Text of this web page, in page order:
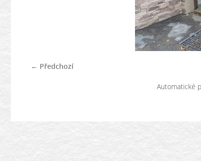
← Předchozí
Automatické